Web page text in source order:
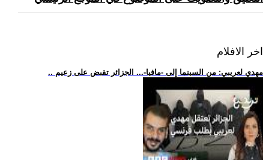
اخر الافلام
.. مهدي لعريبي: من السينما إلى -مافيا-... الجزائر تقبض على زعيم